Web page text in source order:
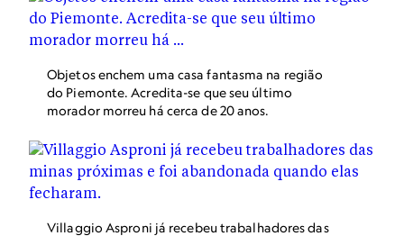
Objetos enchem uma casa fantasma na região
do Piemonte. Acredita-se que seu último
morador morreu há cerca de 20 anos.
Villaggio Asproni já recebeu trabalhadores das